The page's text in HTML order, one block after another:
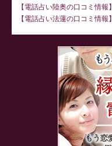
電話占い陸奥の口コミ情報
電話占い法蓮の口コミ情報